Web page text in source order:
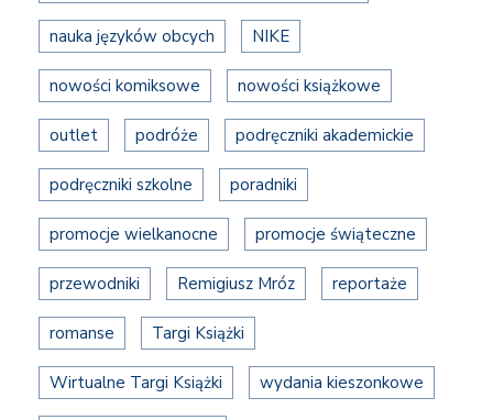
nauka języków obcych NIKE
nowości komiksowe nowości książkowe
outlet podróże podręczniki akademickie
podręczniki szkolne poradniki
promocje wielkanocne promocje świąteczne
przewodniki Remigiusz Mróz reportaże
romanse Targi Książki
Wirtualne Targi Książki wydania kieszonkowe